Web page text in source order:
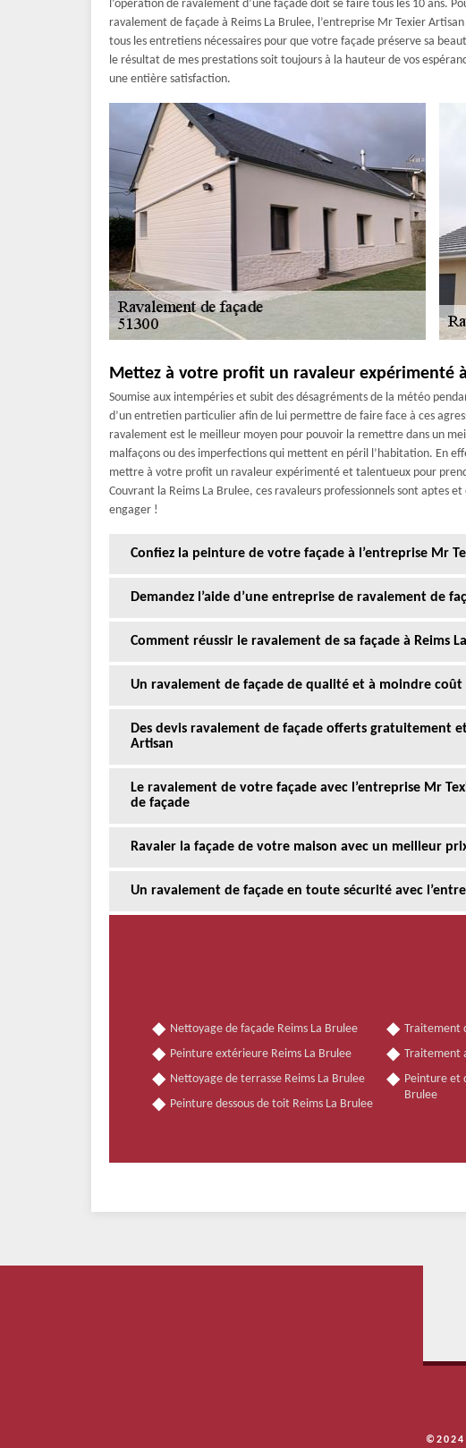
l’opération de ravalement d’une façade doit se faire tous les 10 ans.
ravalement de façade à Reims La Brulee, l’entreprise Mr Texier
tous les entretiens nécessaires pour que votre façade préserve sa
le résultat de mes prestations soit toujours à la hauteur de vos
une entière satisfaction.
Mettez à votre profit un ravaleur expérimenté
Soumise aux intempéries et subit des désagréments de la météo
d’un entretien particulier afin de lui permettre de faire face à ces
ravalement est le meilleur moyen pour pouvoir la remettre dans un
malfaçons ou des imperfections qui mettent en péril l’habitation. En
mettre à votre profit un ravaleur expérimenté et talentueux pour
Couvrant la Reims La Brulee, ces ravaleurs professionnels sont aptes
engager !
Confiez la peinture de votre façade à l’entreprise Mr
Demandez l’aide d’une entreprise de ravalement de
Comment réussir le ravalement de sa façade à Reims
Un ravalement de façade de qualité et à moindre coût
Des devis ravalement de façade offerts gratuitement
Artisan
Le ravalement de votre façade avec l’entreprise Mr
de façade
Ravaler la façade de votre maison avec un meilleur
Un ravalement de façade en toute sécurité avec
Nettoyage de façade Reims La Brulee
Peinture extérieure Reims La Brulee
Nettoyage de terrasse Reims La Brulee
Peinture dessous de toit Reims La Brulee
Traitement
Traitement
Peinture et
Brulee
©2024